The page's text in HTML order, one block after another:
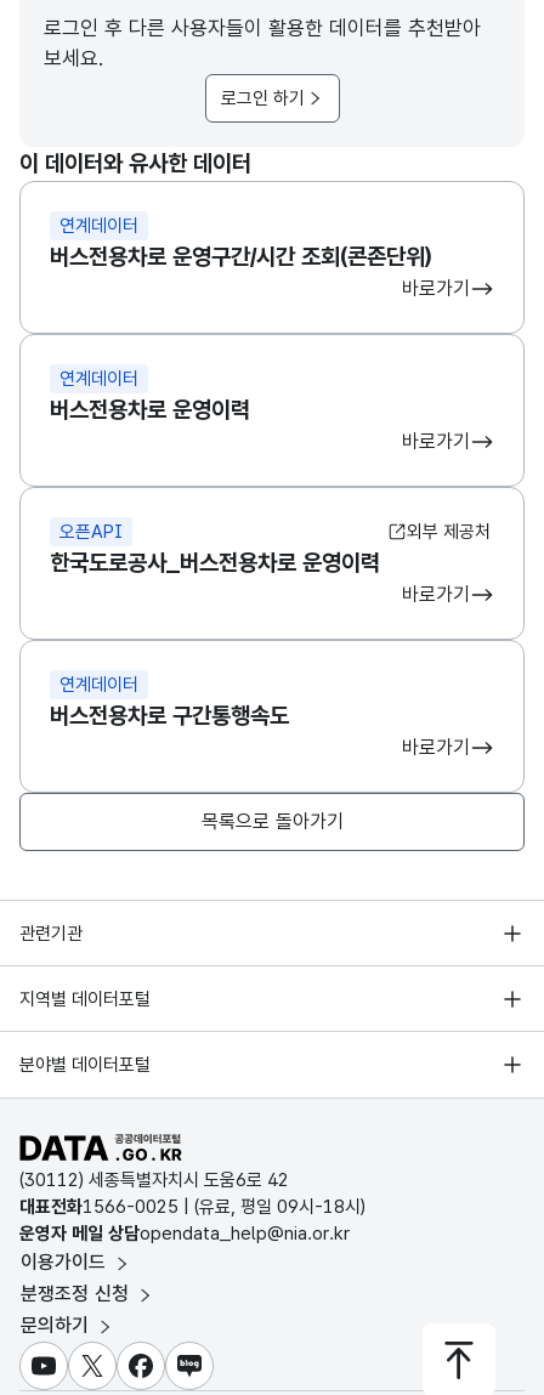
로그인 후 다른 사용자들이 활용한 데이터를 추천받아
보세요.
로그인 하기
이 데이터와 유사한 데이터
연계데이터
버스전용차로 운영구간/시간 조회(콘존단위)
바로가기
연계데이터
버스전용차로 운영이력
바로가기
오픈API 외부 제공처
한국도로공사_버스전용차로 운영이력
바로가기
연계데이터
버스전용차로 구간통행속도
바로가기
목록으로 돌아가기
관련기관
행정안전부
한국지능정보사회진흥원
국가정보자원관리원
지역별 데이터포털
서울 열린데이터광장
경기데이터드림
D-데이터허브
인천데이터포털
울산광역시 데이터포털
전남광주통합특별시 빅데이터 플랫폼
대전광역시 데이터포털
세종특별자치시 데이터포털
분야별 데이터포털
기상자료개방포털
국토교통부 공간정보오픈플랫폼
환경부 환경데이터포털
문화데이터광장
농림축산식품 공공데이터포털
보건의료빅데이터개방시스템
식품의약품안전처 데이터포털
교육통계서비스
공공데이터포털 바로가기
(30112) 세종특별자치시 도움6로 42
대표전화1566-0025 | (유료, 평일 09시-18시)
운영자 메일 상담opendata_help@nia.or.kr
이용가이드
분쟁조정 신청
문의하기
유튜브X 페이스북
블로그